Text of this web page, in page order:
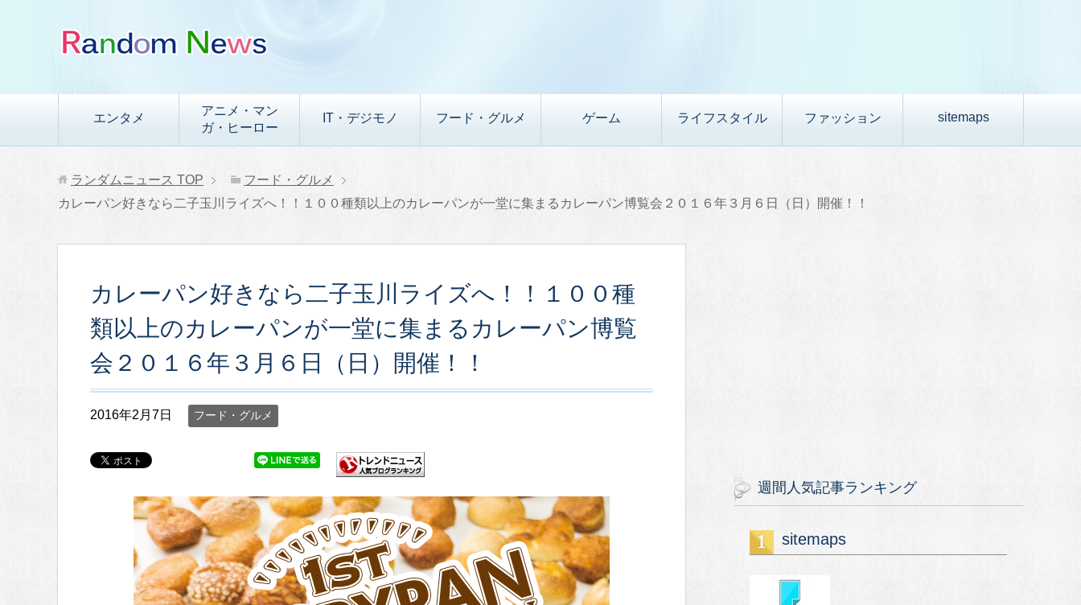
エンタメ
アニメ・マン
ガ・ヒーロー
IT・デジモノ フード・グルメ ゲーム ライフスタイル ファッション sitemaps
ランダムニュース TOP
フード・グルメ
カレーパン好きなら二子玉川ライズへ！！１００種類以上のカレーパンが一堂に集まるカレーパン博覧会２０１６年３月６日（日）開催！！
カレーパン好きなら二子玉川ライズへ！！１００種
類以上のカレーパンが一堂に集まるカレーパン博覧
会２０１６年３月６日（日）開催！！
2016年2月7日 フード・グルメ
週間人気記事ランキング
sitemaps